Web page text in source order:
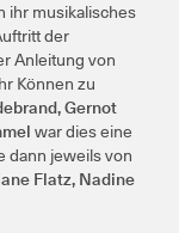
ihr musikalisches
der
Anleitung von
Können zu
Gernot
war dies eine
dann jeweils von
Flatz, Nadine